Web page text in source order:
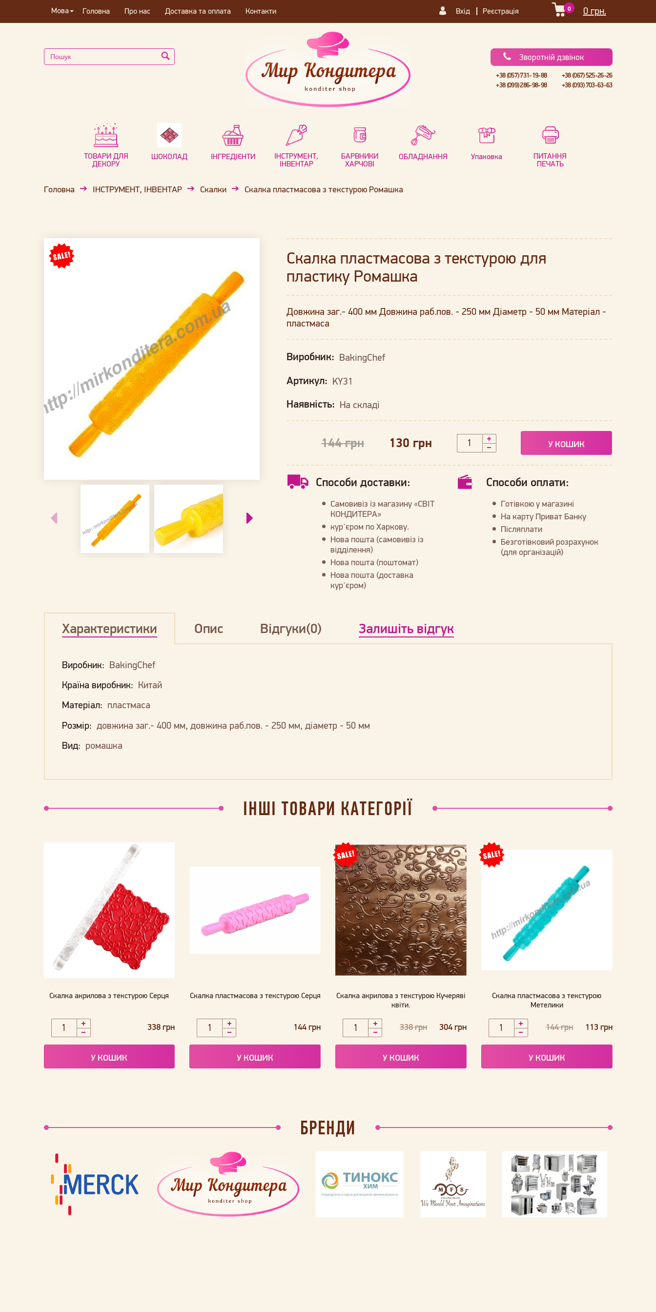
Мова Головна Про нас Доставка та оплата Контакти Вхід Реєстрація 0 грн.
0
Зворотній дзвінок
+38 (057) 731-19-88
+38 (067) 525-26-26
+38 (099) 286-98-98
+38 (093) 703-63-63
ТОВАРИ ДЛЯ
ДЕКОРУ
ШОКОЛАД ІНГРЕДІЄНТИ
ІНСТРУМЕНТ,
ІНВЕНТАР
БАРВНИКИ
ХАРЧОВІ
ОБЛАДНАННЯ Упаковка
ПИТАННЯ
ПЕЧАТЬ
Головна ІНСТРУМЕНТ, ІНВЕНТАР Скалки Скалка пластмасова з текстурою Ромашка
Скалка пластмасова з текстурою для
пластику Ромашка
Довжина заг.- 400 мм Довжина раб.пов. - 250 мм Діаметр - 50 мм Матеріал -
пластмаса
Виробник: BakingChef
Артикул: KY31
Наявність: На складі
144 грн 130 грн У КОШИК
Способи доставки:
Самовивіз із магазину «СВІТ
КОНДИТЕРА»
кур'єром по Харкову.
Нова пошта (самовивіз із
відділення)
Нова пошта (поштомат)
Нова пошта (доставка
кур'єром)
Способи оплати:
Готівкою у магазині
На карту Приват Банку
Післяплати
Безготівковий розрахунок
(для організацій)
Характеристики Опис Відгуки(0) Залишіть відгук
Виробник: BakingChef
Країна виробник: Китай
Матеріал: пластмаса
Розмір: довжина заг.- 400 мм, довжина раб.пов. - 250 мм, діаметр - 50 мм
Вид: ромашка
ІНШІ ТОВАРИ КАТЕГОРІЇ
Скалка акрилова з текстурою Серця
338 грн
У КОШИК
Скалка пластмасова з текстурою Серця
144 грн
У КОШИК
Скалка акрилова з текстурою Кучеряві
квіти.
338 грн 304 грн
У КОШИК
Скалка пластмасова з текстурою
Метелики
144 грн 113 грн
У КОШИК
БРЕНДИ